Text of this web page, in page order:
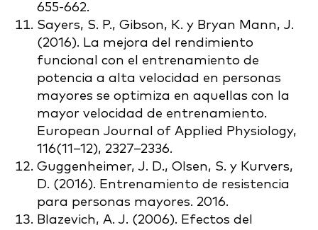
655-662.
Sayers, S. P., Gibson, K. y Bryan Mann, J.
(2016). La mejora del rendimiento
funcional con el entrenamiento de
potencia a alta velocidad en personas
mayores se optimiza en aquellas con la
mayor velocidad de entrenamiento.
European Journal of Applied Physiology,
116(11–12), 2327–2336.
Guggenheimer, J. D., Olsen, S. y Kurvers,
D. (2016). Entrenamiento de resistencia
para personas mayores. 2016.
Blazevich, A. J. (2006). Efectos del